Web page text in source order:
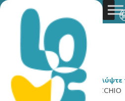
You are here:Home»
» RESIDENCE & STATE BY OCCHIO